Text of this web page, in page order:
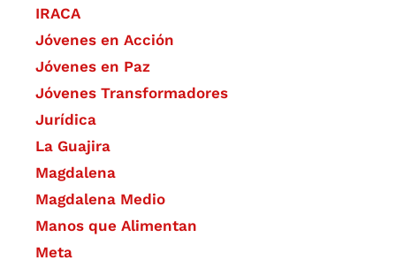
IRACA
Jóvenes en Acción
Jóvenes en Paz
Jóvenes Transformadores
Jurídica
La Guajira
Magdalena
Magdalena Medio
Manos que Alimentan
Meta